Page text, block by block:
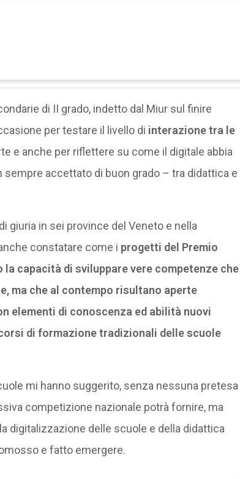
di II grado, indetto dal Miur sul finire
per testare il livello di interazione tra le
e anche per riflettere su come il digitale abbia
accettato di buon grado – tra didattica e
giuria in sei province del Veneto e nella
constatare come i progetti del Premio
capacità di sviluppare vere competenze che
ma che al contempo risultano aperte
elementi di conoscenza ed abilità nuovi
di formazione tradizionali delle scuole
mi hanno suggerito, senza nessuna pretesa
competizione nazionale potrà fornire, ma
digitalizzazione delle scuole e della didattica
e fatto emergere.